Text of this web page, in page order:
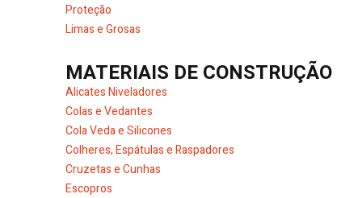
Proteção
Limas e Grosas
MATERIAIS DE CONSTRUÇÃO
Alicates Niveladores
Colas e Vedantes
Cola Veda e Silicones
Colheres, Espátulas e Raspadores
Cruzetas e Cunhas
Escopros